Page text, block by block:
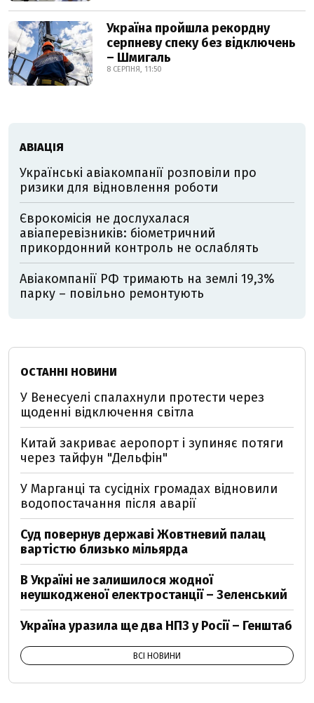
Україна пройшла рекордну
серпневу спеку без відключень
– Шмигаль
8 СЕРПНЯ, 11:50
АВІАЦІЯ
Українські авіакомпанії розповіли про
ризики для відновлення роботи
Єврокомісія не дослухалася
авіаперевізників: біометричний
прикордонний контроль не ослаблять
Авіакомпанії РФ тримають на землі 19,3%
парку – повільно ремонтують
ОСТАННІ НОВИНИ
У Венесуелі спалахнули протести через
щоденні відключення світла
Китай закриває аеропорт і зупиняє потяги
через тайфун "Дельфін"
У Марганці та сусідніх громадах відновили
водопостачання після аварії
Суд повернув державі Жовтневий палац
вартістю близько мільярда
В Україні не залишилося жодної
неушкодженої електростанції – Зеленський
Україна уразила ще два НПЗ у Росії – Генштаб
ВСІ НОВИНИ